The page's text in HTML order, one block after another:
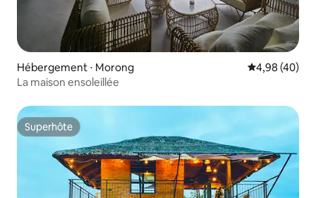
Hébergement ⋅ Morong Évaluation
4,98 (40)
La maison ensoleillée
Superhôte
Superhôte